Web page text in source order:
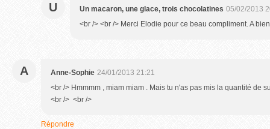
U Un macaron, une glace, trois chocolatines 05/02/2013
<br /> <br /> Merci Elodie pour ce beau compliment. A
A Anne-Sophie 24/01/2013 21:21
<br /> Hmmmm , miam miam . Mais tu n'as pas mis la quantité de
<br /> <br />
Répondre